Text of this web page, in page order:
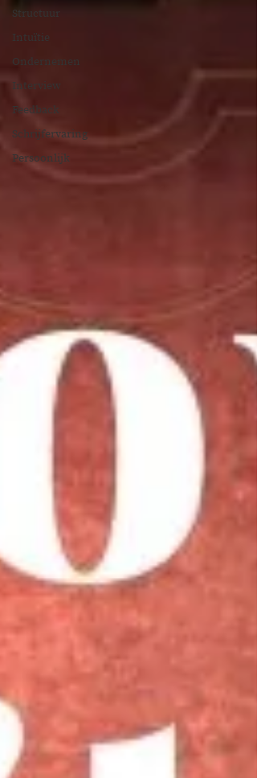
Structuur
Intuïtie
Ondernemen
Interview
Feedback
Schrijfervaring
Persoonlijk